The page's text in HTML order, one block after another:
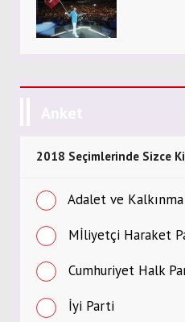
Anket
2018 Seçimlerinde Sizce
Adalet ve
Mİliyetçi Haraket
Cumhuriyet Halk
İyi Parti